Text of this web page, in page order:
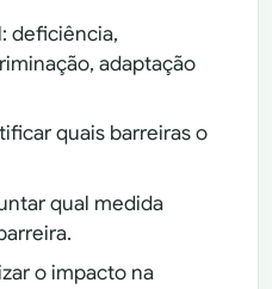
deficiência,
adaptação
quais barreiras o
qual medida
o impacto na